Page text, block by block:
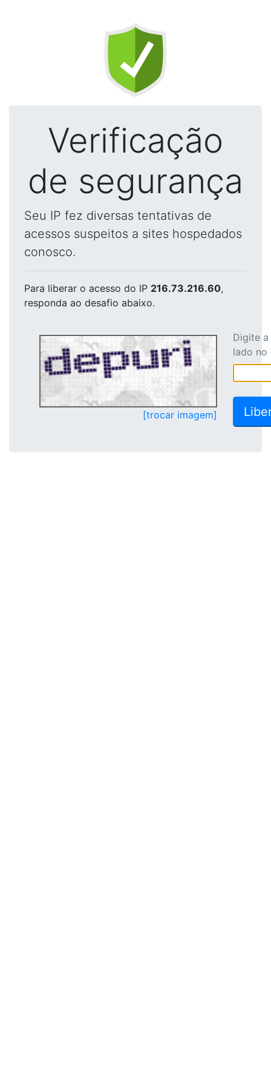
Verificação
de segurança
Seu IP fez diversas tentativas de
acessos suspeitos a sites hospedados
conosco.
Para liberar o acesso do IP 216.73.216.60,
responda ao desafio abaixo.
[trocar imagem]
Digite
lado no